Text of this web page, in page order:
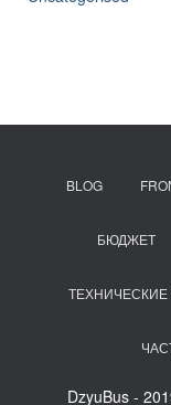
BLOG
БЮДЖЕТ
ТЕХНИЧЕСКИЕ
DzyuBus -